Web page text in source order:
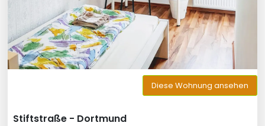
Diese Wohnung ansehen
Stiftstraße - Dortmund